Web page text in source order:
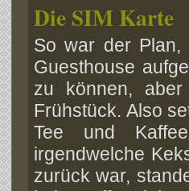
Die SIM Karte
So war der
Guesthouse
zu können,
Frühstück. Also
Tee und
irgendwelche
zurück war,